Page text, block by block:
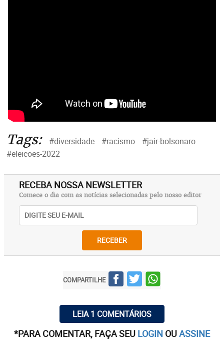
Tags: #diversidade #racismo
#jair-bolsonaro
#eleicoes-2022
RECEBA NOSSA NEWSLETTER
Comece o dia com as notícias selecionadas pelo nosso editor
RECEBER
COMPARTILHE
LEIA 1 COMENTÁRIOS
*PARA COMENTAR, FAÇA SEU LOGIN OUASSINE